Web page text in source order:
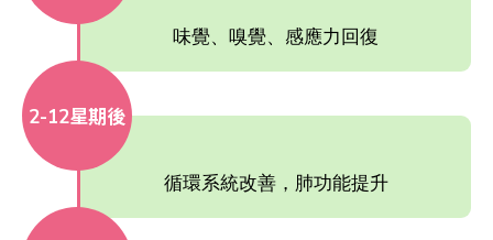
味覺、嗅覺、感應力回復
2-12星期後
循環系統改善，肺功能提升